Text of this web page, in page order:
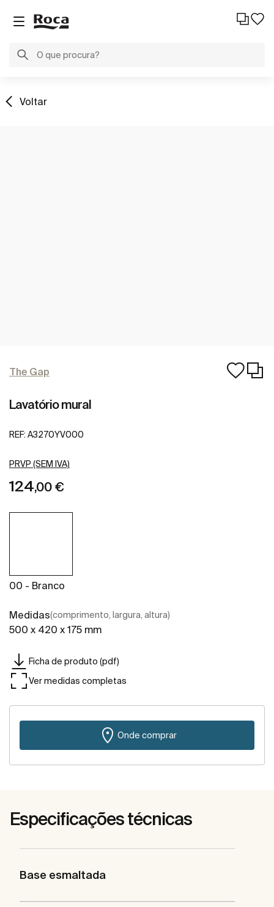
Voltar
The Gap
Lavatório mural
REF: A3270YV000
PRVP (SEM IVA)
124,00 €
00 - Branco
Medidas(comprimento, largura, altura)
500 x 420 x 175 mm
Ficha de produto (pdf)
Ver medidas completas
Onde comprar
Especificações técnicas
Base esmaltada